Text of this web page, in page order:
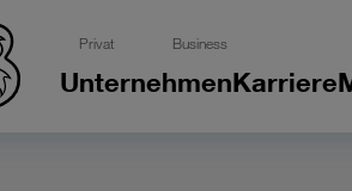
Privat Business
UnternehmenKarriere